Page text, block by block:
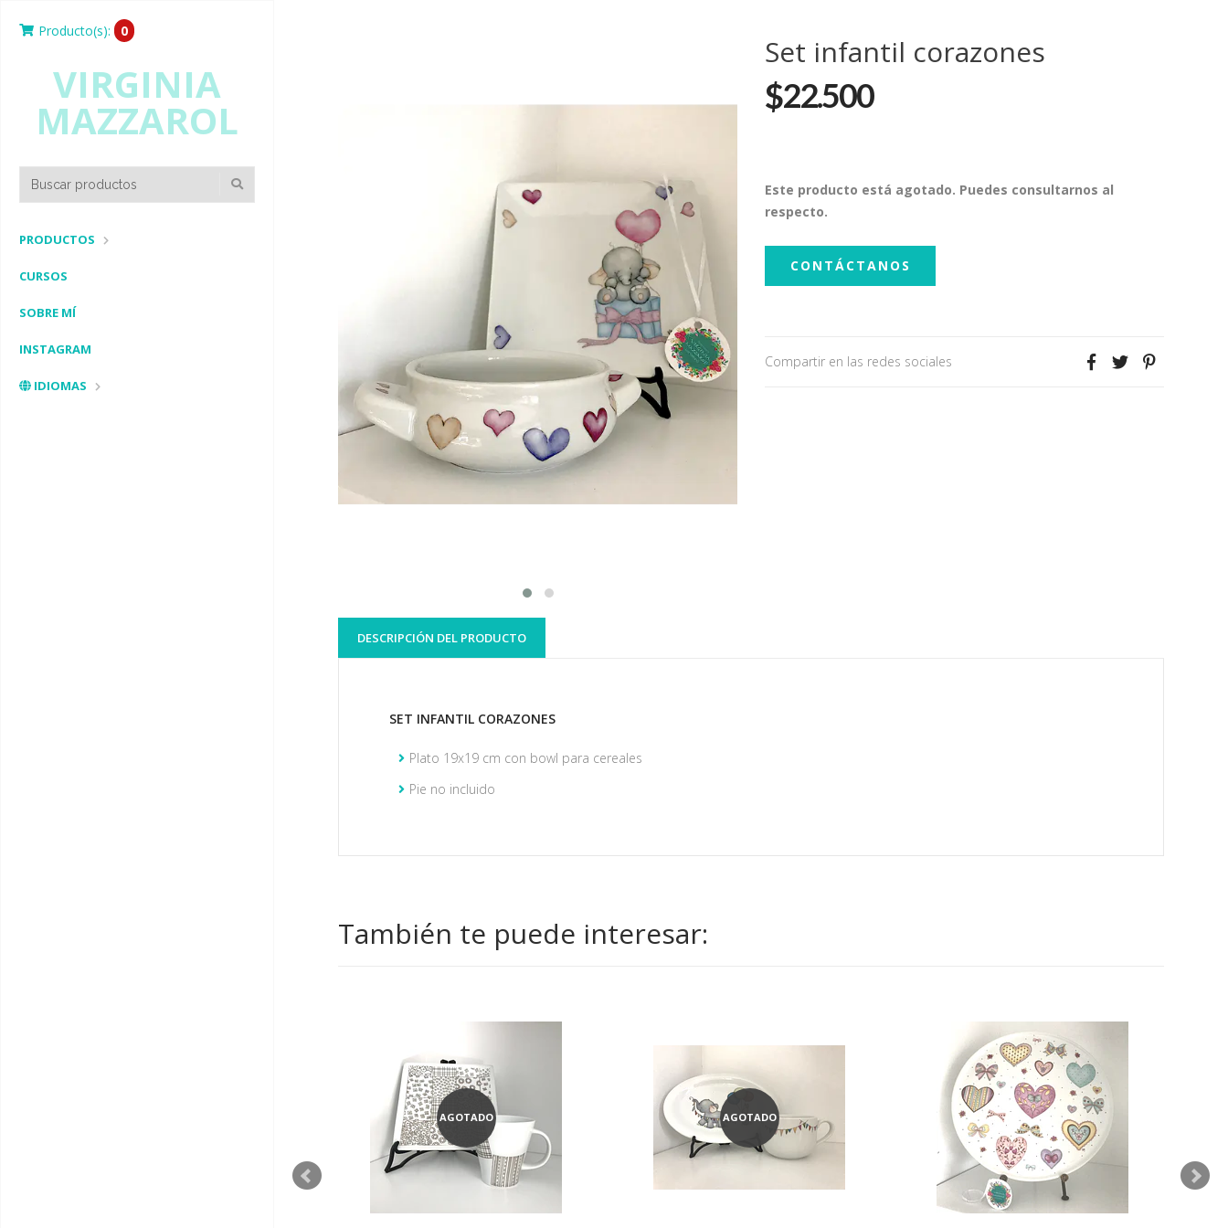
Producto(s): 0
VIRGINIA
MAZZAROL
PRODUCTOS
CURSOS
SOBRE MÍ
INSTAGRAM
IDIOMAS
Set infantil corazones
$22.500
Este producto está agotado. Puedes consultarnos al
respecto.
CONTÁCTANOS
Compartir en las redes sociales
DESCRIPCIÓN DEL PRODUCTO
SET INFANTIL CORAZONES
Plato 19x19 cm con bowl para cereales
Pie no incluido
También te puede interesar:
AGOTADO AGOTADO